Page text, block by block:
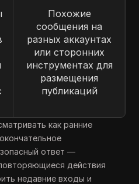
Похожие
сообщения на
разных аккаунтах
или сторонних
инструментах для
размещения
публикаций
как ранние
ответ —
действия
недавние входы и